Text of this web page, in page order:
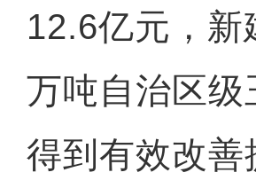
12.6亿元，
万吨自治区
得到有效改善